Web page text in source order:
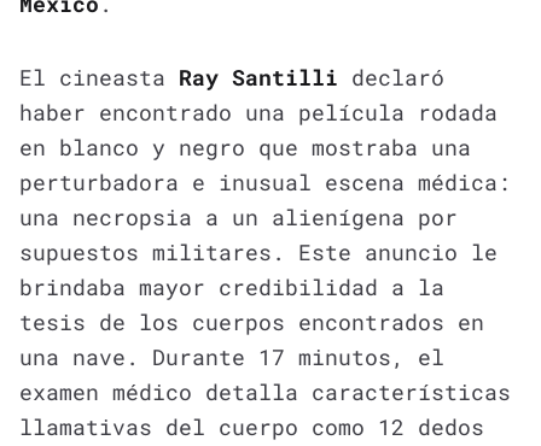
El cineasta Ray Santilli declaró
haber encontrado una película rodada
en blanco y negro que mostraba una
perturbadora e inusual escena médica:
una necropsia a un alienígena por
supuestos militares. Este anuncio le
brindaba mayor credibilidad a la
tesis de los cuerpos encontrados en
una nave. Durante 17 minutos, el
examen médico detalla características
llamativas del cuerpo como 12 dedos